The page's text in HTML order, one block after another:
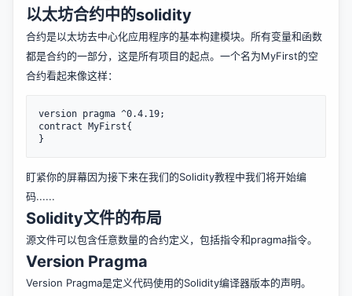
以太坊合约中的solidity
合约是以太坊去中心化应用程序的基本构建模块。所有变量和函数
都是合约的一部分，这是所有项目的起点。一个名为MyFirst的空
合约看起来像这样：
version pragma ^0.4.19;
contract MyFirst{
盯紧你的屏幕因为接下来在我们的Solidity教程中我们将开始编
码......
Solidity文件的布局
源文件可以包含任意数量的合约定义，包括指令和pragma指令。
Version Pragma
Version Pragma是定义代码使用的Solidity编译器版本的声明。